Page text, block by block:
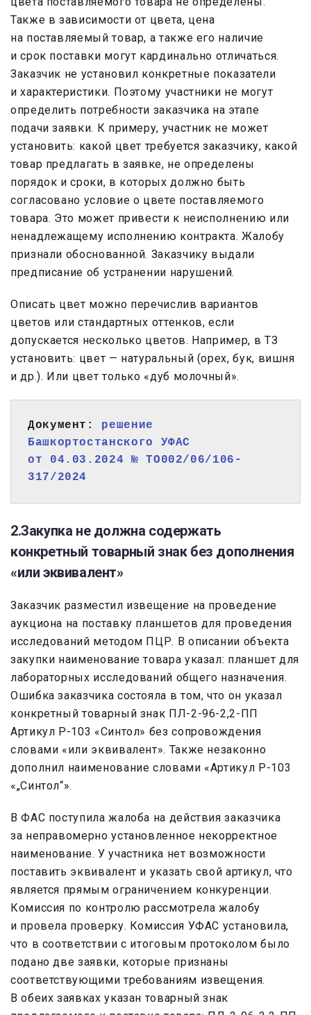
Также в зависимости от цвета, цена
на поставляемый товар, а также его наличие
и срок поставки могут кардинально отличаться.
Заказчик не установил конкретные показатели
и характеристики. Поэтому участники не могут
определить потребности заказчика на этапе
подачи заявки. К примеру, участник не может
установить: какой цвет требуется заказчику, какой
товар предлагать в заявке, не определены
порядок и сроки, в которых должно быть
согласовано условие о цвете поставляемого
товара. Это может привести к неисполнению или
ненадлежащему исполнению контракта. Жалобу
признали обоснованной. Заказчику выдали
предписание об устранении нарушений.
Описать цвет можно перечислив вариантов
цветов или стандартных оттенков, если
допускается несколько цветов. Например, в ТЗ
установить: цвет — натуральный (орех, бук, вишня
и др.). Или цвет только «дуб молочный».
Документ: решение
Башкортостанского УФАС
от 04.03.2024 № ТО002/06/106-
317/2024
2.Закупка не должна содержать
конкретный товарный знак без дополнения
«или эквивалент»
Заказчик разместил извещение на проведение
аукциона на поставку планшетов для проведения
исследований методом ПЦР. В описании объекта
закупки наименование товара указал: планшет для
лабораторных исследований общего назначения.
Ошибка заказчика состояла в том, что он указал
конкретный товарный знак ПЛ-2-96-2,2-ПП
Артикул Р-103 «Синтол» без сопровождения
словами «или эквивалент». Также незаконно
дополнил наименование словами «Артикул Р-103
«„Синтол“».
В ФАС поступила жалоба на действия заказчика
за неправомерно установленное некорректное
наименование. У участника нет возможности
поставить эквивалент и указать свой артикул, что
является прямым ограничением конкуренции.
Комиссия по контролю рассмотрела жалобу
и провела проверку. Комиссия УФАС установила,
что в соответствии с итоговым протоколом было
подано две заявки, которые признаны
соответствующими требованиям извещения.
В обеих заявках указан товарный знак